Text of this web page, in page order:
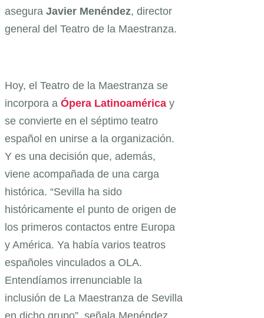
asegura Javier Menéndez, director
general del Teatro de la Maestranza.
Hoy, el Teatro de la Maestranza se
incorpora a Ópera Latinoamérica y
se convierte en el séptimo teatro
español en unirse a la organización.
Y es una decisión que, además,
viene acompañada de una carga
histórica. “Sevilla ha sido
históricamente el punto de origen de
los primeros contactos entre Europa
y América. Ya había varios teatros
españoles vinculados a OLA.
Entendíamos irrenunciable la
inclusión de La Maestranza de Sevilla
en dicho grupo”, señala Menéndez.